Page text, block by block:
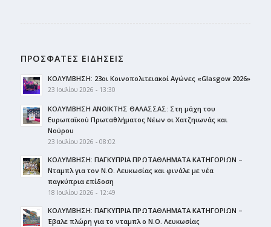
ΠΡΟΣΦΑΤΕΣ ΕΙΔΗΣΕΙΣ
ΚΟΛΥΜΒΗΣΗ: 23οι Κοινοπολιτειακοί Αγώνες «Glasgow 2026»
23 Ιουλίου 2026 - 13:30
ΚΟΛΥΜΒΗΣΗ ΑΝΟΙΚΤΗΣ ΘΑΛΑΣΣΑΣ: Στη μάχη του
Ευρωπαϊκού Πρωταθλήματος Νέων οι Χατζηιωνάς και
Νούρου
23 Ιουλίου 2026 - 08:02
ΚΟΛΥΜΒΗΣΗ: ΠΑΓΚΥΠΡΙΑ ΠΡΩΤΑΘΛΗΜΑΤΑ ΚΑΤΗΓΟΡΙΩΝ –
Νταμπλ για τον Ν.Ο. Λευκωσίας και φινάλε με νέα
παγκύπρια επίδοση
18 Ιουλίου 2026 - 12:49
ΚΟΛΥΜΒΗΣΗ: ΠΑΓΚΥΠΡΙΑ ΠΡΩΤΑΘΛΗΜΑΤΑ ΚΑΤΗΓΟΡΙΩΝ –
Έβαλε πλώρη για το νταμπλ ο Ν.Ο. Λευκωσίας